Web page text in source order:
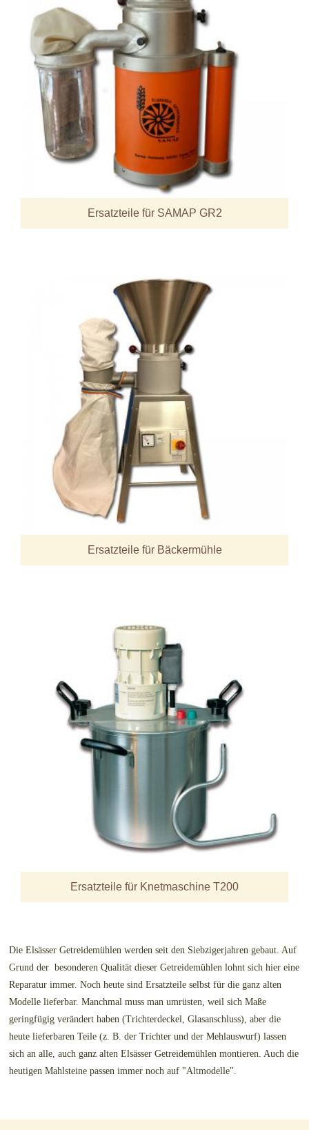
Ersatzteile für SAMAP GR2
Ersatzteile für Bäckermühle
Ersatzteile für Knetmaschine T200
Die Elsässer Getreidemühlen werden seit den Siebzigerjahren gebaut. Auf
Grund der besonderen Qualität dieser Getreidemühlen lohnt sich hier eine
Reparatur immer. Noch heute sind Ersatzteile selbst für die ganz alten
Modelle lieferbar. Manchmal muss man umrüsten, weil sich Maße
geringfügig verändert haben (Trichterdeckel, Glasanschluss), aber die
heute lieferbaren Teile (z. B. der Trichter und der Mehlauswurf) lassen
sich an alle, auch ganz alten Elsässer Getreidemühlen montieren. Auch die
heutigen Mahlsteine passen immer noch auf "Altmodelle".